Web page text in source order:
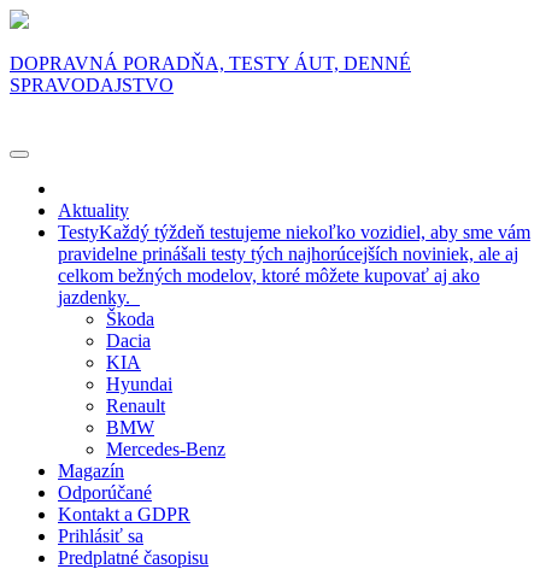
DOPRAVNÁ PORADŇA, TESTY ÁUT, DENNÉ
SPRAVODAJSTVO
Aktuality
TestyKaždý týždeň testujeme niekoľko vozidiel, aby sme vám
pravidelne prinášali testy tých najhorúcejších noviniek, ale aj
celkom bežných modelov, ktoré môžete kupovať aj ako
jazdenky.
Škoda
Dacia
KIA
Hyundai
Renault
BMW
Mercedes-Benz
Magazín
Odporúčané
Kontakt a GDPR
Prihlásiť sa
Predplatné časopisu